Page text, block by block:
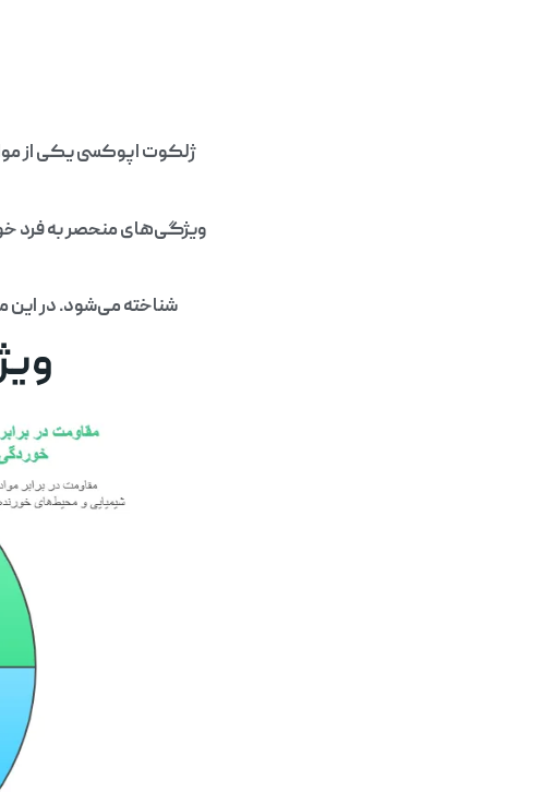
ژلکوت اپوکسی یکی از
ویژگی‌های منحصر به فرد
شناخته می‌شود. در این